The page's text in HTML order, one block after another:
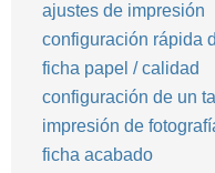
ajustes de impresión
configuración rápida
ficha papel / calidad
configuración de un
impresión de
ficha acabado